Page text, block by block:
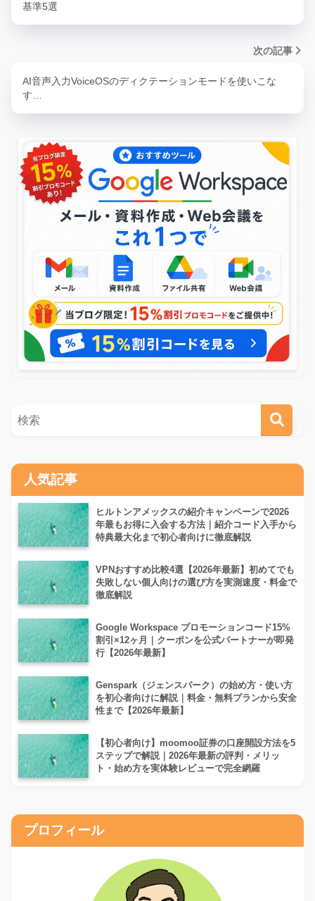
基準5選
次の記事
AI音声入力VoiceOSのディクテーションモードを使いこな
す…
人気記事
ヒルトンアメックスの紹介キャンペーンで2026
年最もお得に入会する方法｜紹介コード入手から
特典最大化まで初心者向けに徹底解説
VPNおすすめ比較4選【2026年最新】初めてでも
失敗しない個人向けの選び方を実測速度・料金で
徹底解説
Google Workspace プロモーションコード15%
割引×12ヶ月｜クーポンを公式パートナーが即発
行【2026年最新】
Genspark（ジェンスパーク）の始め方・使い方
を初心者向けに解説｜料金・無料プランから安全
性まで【2026年最新】
【初心者向け】moomoo証券の口座開設方法を5
ステップで解説｜2026年最新の評判・メリッ
ト・始め方を実体験レビューで完全網羅
プロフィール